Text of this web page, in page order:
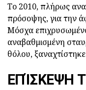
Το 2010, πλήρως
πρόσοψης, για την
Μόσχα
αναβαθμισμένη
θόλου,
ΕΠΊΣΚΕΨΗ